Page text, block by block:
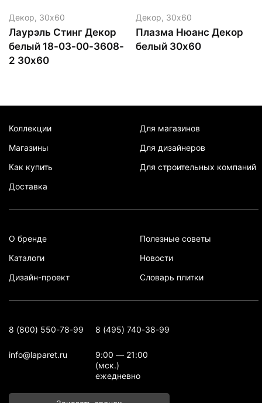
Декор, 30х60
Лаурэль Стинг Декор
белый 18-03-00-3608-
2 30х60
Декор, 30х60
Плазма Нюанс Декор
белый 30х60
Коллекции
Магазины
Как купить
Доставка
Для магазинов
Для дизайнеров
Для строительных компаний
О бренде
Каталоги
Дизайн-проект
Полезные советы
Новости
Словарь плитки
8 (800) 550-78-99 8 (495) 740-38-99
info@laparet.ru
9:00 — 21:00
(мск.)
ежедневно